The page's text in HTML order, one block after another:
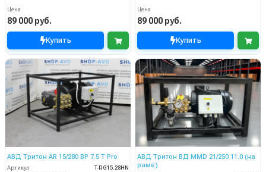
Цена
89 000 руб.
Купить
Цена
89 000 руб.
Купить
АВД Тритон AR 15/280 BP 7.5 T Pro
Артикул
T-RG15.28HN
АВД Тритон ВД MMD 21/250 11.0 (на
раме)